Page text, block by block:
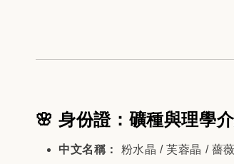
🌸 身份證：礦種與理學
中文名稱：
粉水晶 / 芙蓉晶 / 薔